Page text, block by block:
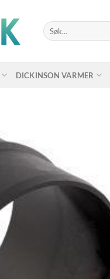
Søk
etter:
DICKINSON VARMER